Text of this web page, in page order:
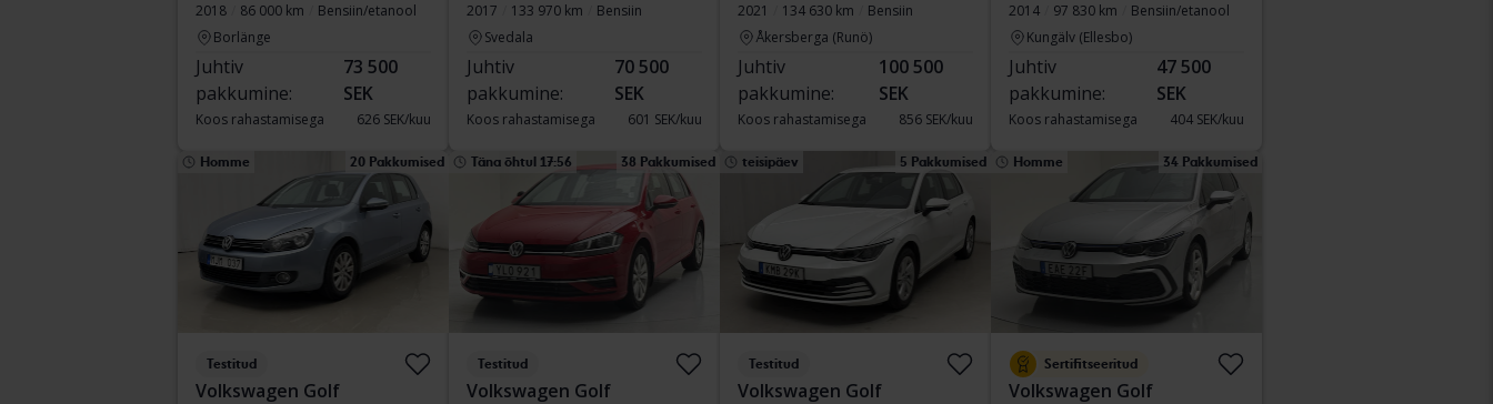
2018
86 000 km
Bensiin/etanool
Borlänge
Juhtiv
pakkumine:
73 500
SEK
Koos rahastamisega 626 SEK/kuu
2017
133 970 km
Bensiin
Svedala
Juhtiv
pakkumine:
70 500
SEK
Koos rahastamisega 601 SEK/kuu
2021
134 630 km
Bensiin
Åkersberga (Runö)
Juhtiv
pakkumine:
100 500
SEK
Koos rahastamisega 856 SEK/kuu
2014
97 830 km
Bensiin/etanool
Kungälv (Ellesbo)
Juhtiv
pakkumine:
47 500
SEK
Koos rahastamisega 404 SEK/kuu
Homme 20 Pakkumised
Testitud
Volkswagen Golf
Täna õhtul 17:56 38 Pakkumised
Testitud
Volkswagen Golf
teisipäev 5 Pakkumised
Testitud
Volkswagen Golf
Homme 34 Pakkumised
Sertifitseeritud
Volkswagen Golf